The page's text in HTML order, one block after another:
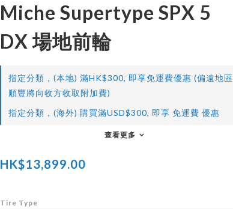
Miche Supertype SPX 5
DX 場地前輪
指定分類，(本地) 滿HK$300, 即享免運費優惠 (偏遠地區
順豐將向收方收取附加費)
指定分類，(海外) 購買滿USD$300, 即享 免運費 優惠
查看更多
HK$13,899.00
Tire Type